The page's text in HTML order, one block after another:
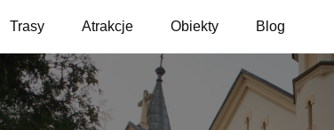
Trasy Atrakcje Obiekty Blog